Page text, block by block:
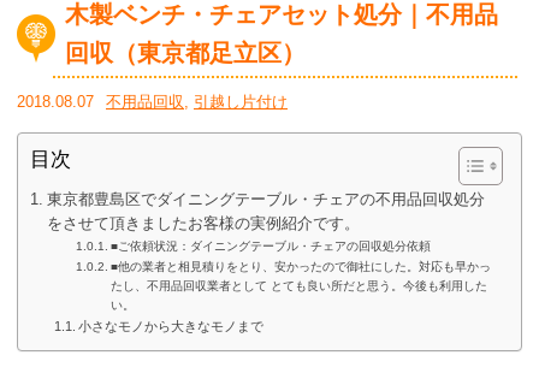
木製ベンチ・チェアセット処分｜不用品
回収（東京都足立区）
2018.08.07 不用品回収, 引越し片付け
目次
東京都豊島区でダイニングテーブル・チェアの不用品回収処分
をさせて頂きましたお客様の実例紹介です。
■ご依頼状況：ダイニングテーブル・チェアの回収処分依頼
■他の業者と相見積りをとり、安かったので御社にした。対応も早かっ
たし、不用品回収業者として とても良い所だと思う。今後も利用した
い。
小さなモノから大きなモノまで